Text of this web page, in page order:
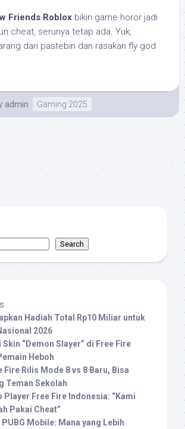
Friends Roblox bikin game horor jadi
cheat, serunya tetap ada. Yuk,
dari pastebin dan rasakan fly god
admin Gaming 2025
Search
Hadiah Total Rp10 Miliar untuk
2026
“Demon Slayer” di Free Fire
Heboh
Fire Rilis Mode 8 vs 8 Baru, Bisa
Teman Sekolah
Player Free Fire Indonesia: “Kami
Pakai Cheat”
PUBG Mobile: Mana yang Lebih